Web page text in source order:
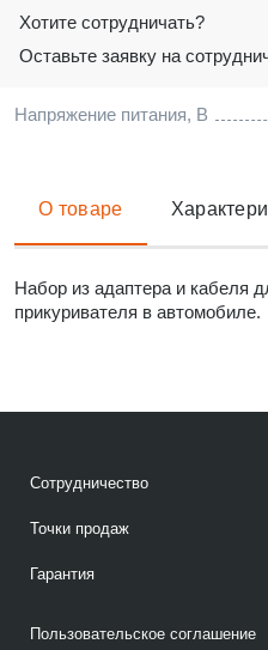
Напряжение питания, В
Хотите сотрудничать?
Оставьте заявку на
О товаре
Набор из адаптера и кабеля
прикуривателя в автомобиле.
Сотрудничество
Точки продаж
Гарантия
Пользовательское соглашение